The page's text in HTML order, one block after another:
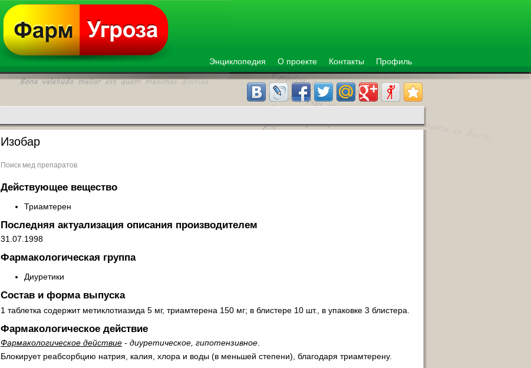
Энциклопедия О проекте Контакты Профиль
Изобар
Поиск мед препаратов
Действующее вещество
Триамтерен
Последняя актуализация описания производителем
31.07.1998
Фармакологическая группа
Диуретики
Состав и форма выпуска
1 таблетка содержит метиклотиазида 5 мг, триамтерена 150 мг; в блистере 10 шт., в упаковке 3 блистера.
Фармакологическое действие
Фармакологическое действие - диуретическое, гипотензивное
Блокирует реабсорбцию натрия, калия, хлора и воды (в меньшей степени), благодаря триамтерену.